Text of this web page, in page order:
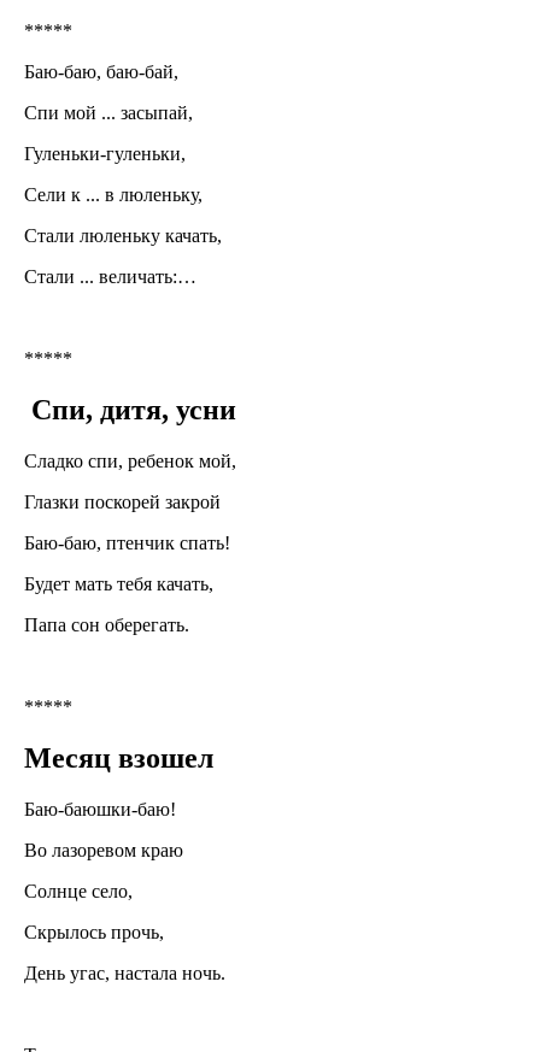
*****
Баю-баю, баю-бай,
Спи мой ... засыпай,
Гуленьки-гуленьки,
Сели к ... в люленьку,
Стали люленьку качать,
Стали ... величать:…
*****
Спи, дитя, усни
Сладко спи, ребенок мой,
Глазки поскорей закрой
Баю-баю, птенчик спать!
Будет мать тебя качать,
Папа сон оберегать.
*****
Месяц взошел
Баю-баюшки-баю!
Во лазоревом краю
Солнце село,
Скрылось прочь,
День угас, настала ночь.